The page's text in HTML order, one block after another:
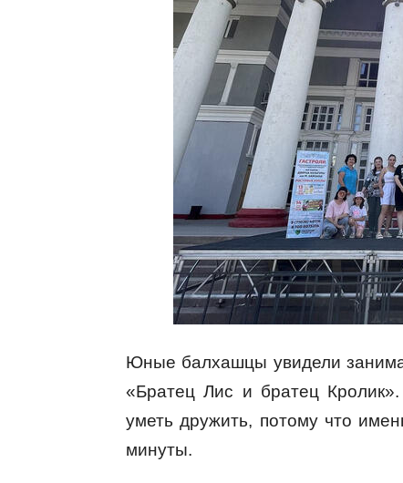
Юные балхашцы увидели
«Братец Лис и братец
уметь дружить, потому что
минуты.